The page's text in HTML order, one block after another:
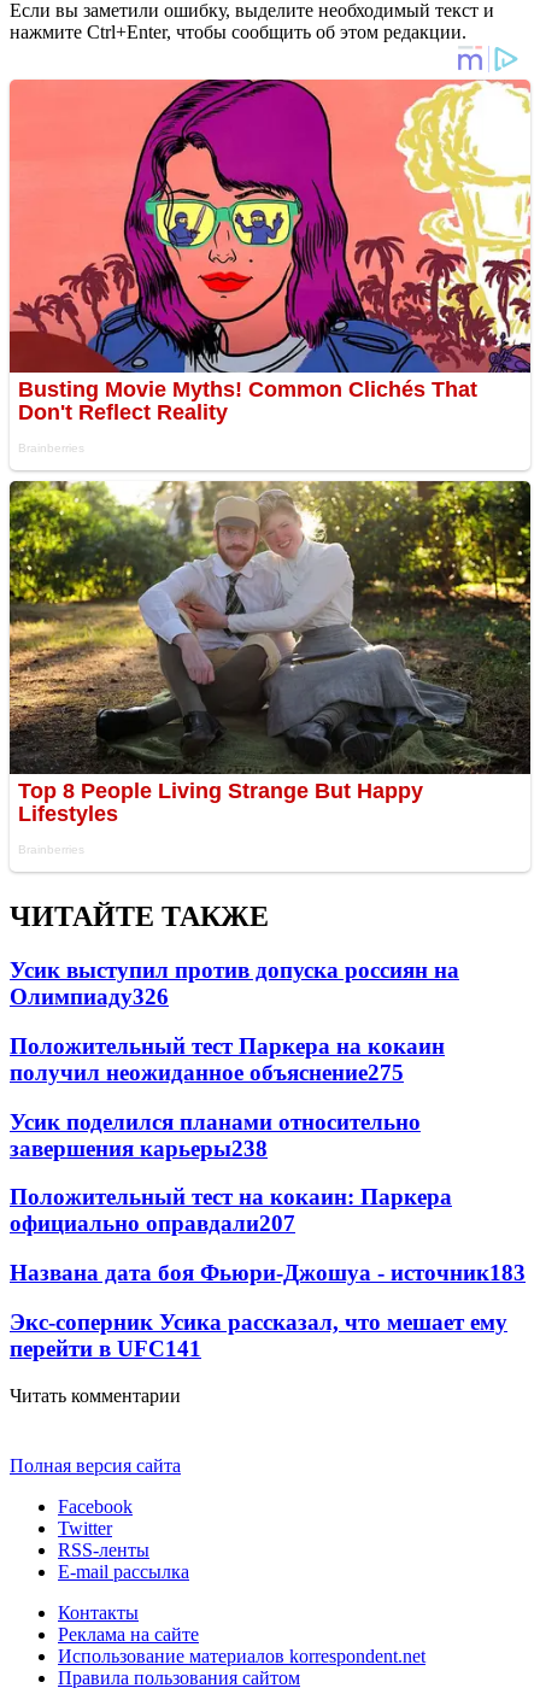
Если вы заметили ошибку, выделите необходимый текст и
нажмите Ctrl+Enter, чтобы сообщить об этом редакции.
ЧИТАЙТЕ ТАКЖЕ
Усик выступил против допуска россиян на
Олимпиаду326
Положительный тест Паркера на кокаин
получил неожиданное объяснение275
Усик поделился планами относительно
завершения карьеры238
Положительный тест на кокаин: Паркера
официально оправдали207
Названа дата боя Фьюри-Джошуа - источник183
Экс-соперник Усика рассказал, что мешает ему
перейти в UFC141
Читать комментарии
Полная версия сайта
Facebook
Twitter
RSS-ленты
E-mail рассылка
Контакты
Реклама на сайте
Использование материалов korrespondent.net
Правила пользования сайтом